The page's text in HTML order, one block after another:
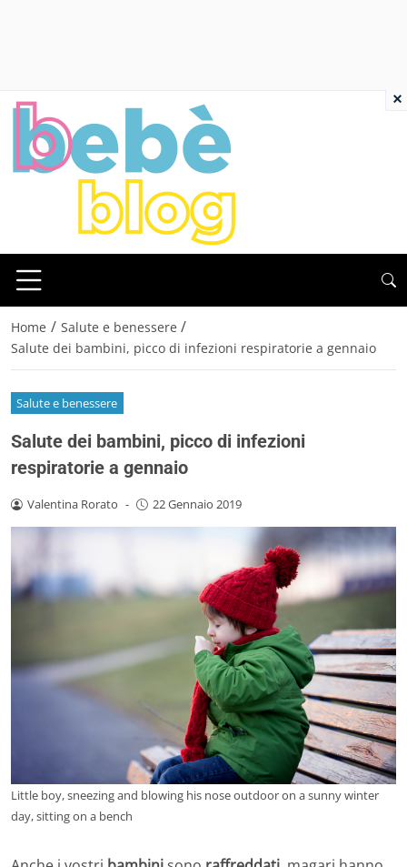
Home / Salute e benessere /
Salute dei bambini, picco di infezioni respiratorie a gennaio
Salute e benessere
Salute dei bambini, picco di infezioni
respiratorie a gennaio
Valentina Rorato - 22 Gennaio 2019
Little boy, sneezing and blowing his nose outdoor on a sunny winter
day, sitting on a bench
×